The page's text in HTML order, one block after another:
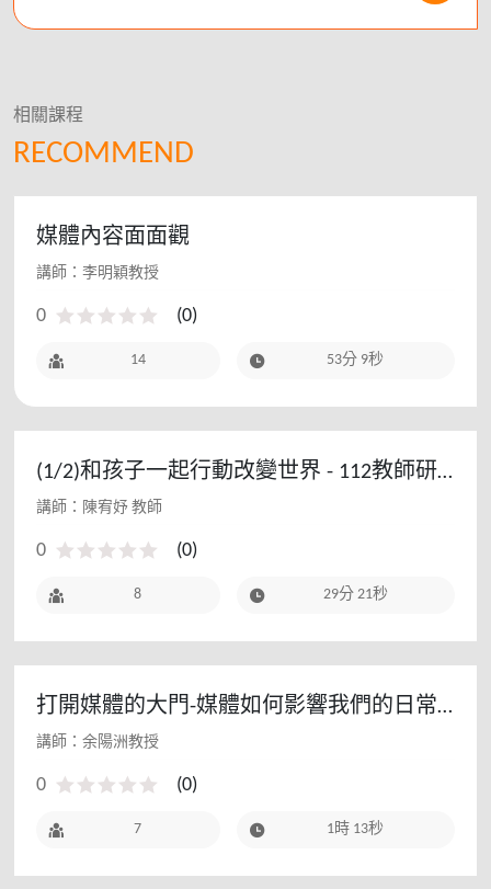
RECOMMEND
相關課程
媒體內容面面觀
講師：李明穎教授
0 (0)
14 53分 9秒
(1/2)和孩子一起行動改變世界 - 112教師研
習(初階場)
講師：陳宥妤 教師
0 (0)
8 29分 21秒
打開媒體的大門-媒體如何影響我們的日常
生活
講師：余陽洲教授
0 (0)
7 1時 13秒